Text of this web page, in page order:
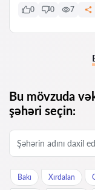
0 0 7
Bu mövzuda
şəhəri seçin:
Bakı Xırdalan